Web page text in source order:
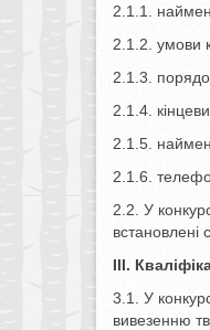
2.1.1.
2.1.2. умови
2.1.3.
2.1.4.
2.1.5.
2.1.6.
2.2. У
встановлені
III.
3.1. У
вивезенню